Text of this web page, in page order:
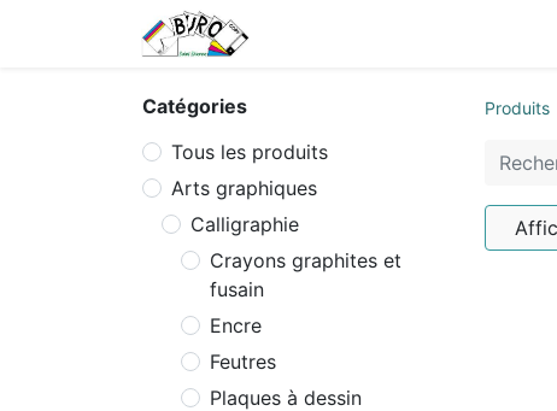
Catégories
Tous les produits
Arts graphiques
Calligraphie
Crayons graphites et
fusain
Encre
Feutres
Plaques à dessin
Produits